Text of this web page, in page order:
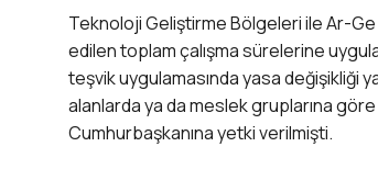
Teknoloji Geliştirme Bölgeleri ile Ar-
edilen toplam çalışma sürelerine
teşvik uygulamasında yasa değişikliği
alanlarda ya da meslek gruplarına
Cumhurbaşkanına yetki verilmişti.